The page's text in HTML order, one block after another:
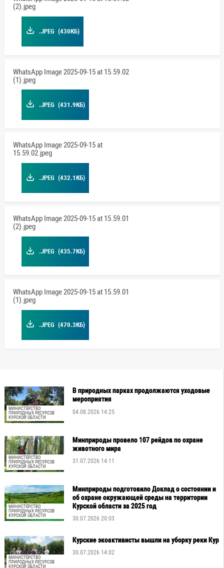
(2).jpeg
.JPEG (430КБ)
WhatsApp Image 2025-09-15 at 15.59.02
(1).jpeg
.JPEG (431.9КБ)
WhatsApp Image 2025-09-15 at
15.59.02.jpeg
.JPEG (432.1КБ)
WhatsApp Image 2025-09-15 at 15.59.01
(2).jpeg
.JPEG (435.7КБ)
WhatsApp Image 2025-09-15 at 15.59.01
(1).jpeg
.JPEG (470.3КБ)
МИНИСТЕРСТВО
ПРИРОДНЫХ РЕСУРСОВ
КУРСКОЙ ОБЛАСТИ
В природных парках продолжаются уходовые
мероприятия
04.08.2026 14:25
МИНИСТЕРСТВО
ПРИРОДНЫХ РЕСУРСОВ
КУРСКОЙ ОБЛАСТИ
Минприроды провело 107 рейдов по охране
животного мира
31.07.2026 14:11
МИНИСТЕРСТВО
ПРИРОДНЫХ РЕСУРСОВ
КУРСКОЙ ОБЛАСТИ
Минприроды подготовило Доклад о состоянии и
об охране окружающей среды на территории
Курской области за 2025 год
30.07.2026 20:03
МИНИСТЕРСТВО
ПРИРОДНЫХ РЕСУРСОВ
КУРСКОЙ ОБЛАСТИ
Курские экоактивисты вышли на уборку реки Кур
30.07.2026 14:02